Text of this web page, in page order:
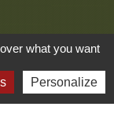
-
what you want
Personalize